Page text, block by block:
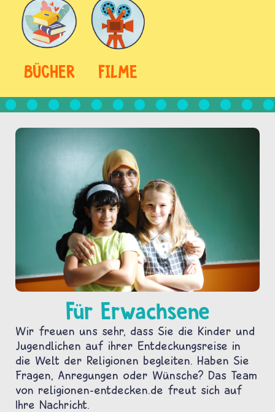
BÜCHER FILME
Für Erwachsene
Wir freuen uns sehr, dass Sie die Kinder und
Jugendlichen auf ihrer Entdeckungsreise in
die Welt der Religionen begleiten. Haben Sie
Fragen, Anregungen oder Wünsche? Das Team
von religionen-entdecken.de freut sich auf
Ihre Nachricht.